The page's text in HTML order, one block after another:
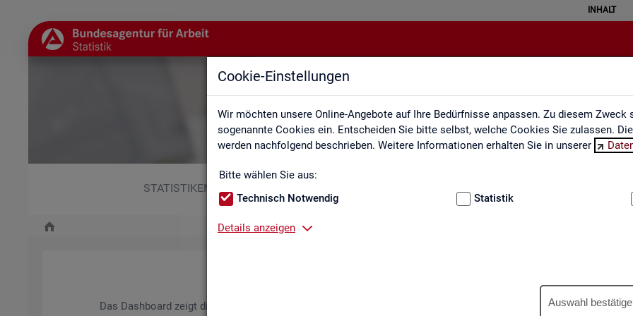
Cookie-Einstellungen
Wir möchten unsere Online-Angebote auf Ihre Bedürfnisse anpassen. Zu diesem Zweck
sogenannte Cookies ein. Entscheiden Sie bitte selbst, welche Cookies Sie zulassen.
werden nachfolgend beschrieben. Weitere Informationen erhalten Sie in unserer
Bitte wählen Sie aus:
Technisch Notwendig
Statistik
Details anzeigen
Auswahl
INHALT
Ausbildungsmarkt
STATISTIKEN
Das Da­sh­board zeigt die wich­tigs­ten Daten zum Aus­bil­dungs­markt in in­ter­ak­ti­ven Gra­fi­ken und Ta­bel­len. Für